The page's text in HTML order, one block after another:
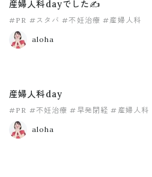
産婦人科dayでした✍️
#PR #スタバ #不妊治療 #産婦人科
aloha
産婦人科day
#PR #不妊治療 #早発閉経 #産婦人科
aloha